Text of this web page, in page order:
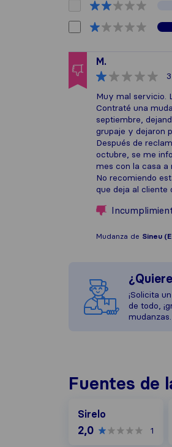
M.
Muy mal servicio.
Contraté una
septiembre,
grupaje y dejaron
Después de
octubre, se me
mes con la casa a
No recomiendo
que deja al cliente
Mudanza de Sineu
¡Solicita
de todo,
mudanzas.
Fuentes de
Sirelo
2,0 1